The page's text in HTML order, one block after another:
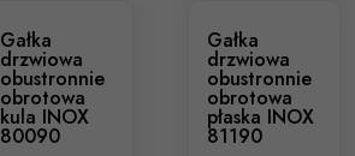
Gałka
drzwiowa
obustronnie
obrotowa
kula INOX
80090
Gałka
drzwiowa
obustronnie
obrotowa
płaska INOX
81190